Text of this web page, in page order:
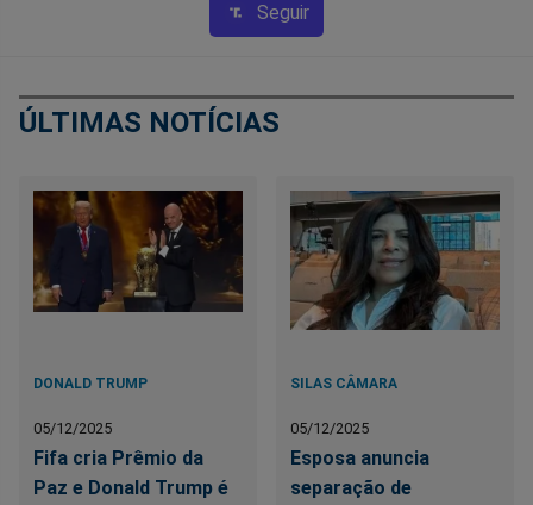
Seguir
ÚLTIMAS NOTÍCIAS
DONALD TRUMP
05/12/2025
Fifa cria Prêmio da
Paz e Donald Trump é
SILAS CÂMARA
05/12/2025
Esposa anuncia
separação de